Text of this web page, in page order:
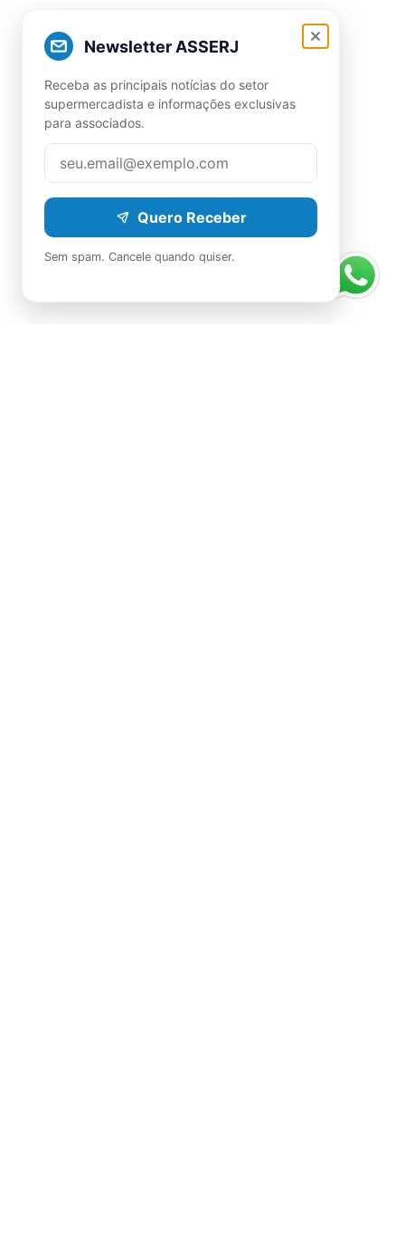
Newsletter ASSERJ
Receba as principais notícias do setor
supermercadista e informações exclusivas
para associados.
Quero Receber
Sem spam. Cancele quando quiser.